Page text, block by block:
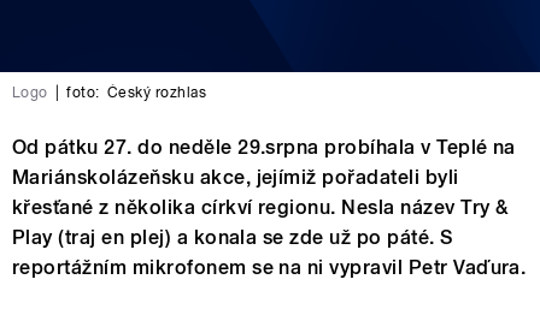
Logo foto: Český rozhlas
Od pátku 27. do neděle 29.srpna probíhala v Teplé na
Mariánskolázeňsku akce, jejímiž pořadateli byli
křesťané z několika církví regionu. Nesla název Try &
Play (traj en plej) a konala se zde už po páté. S
reportážním mikrofonem se na ni vypravil Petr Vaďura.